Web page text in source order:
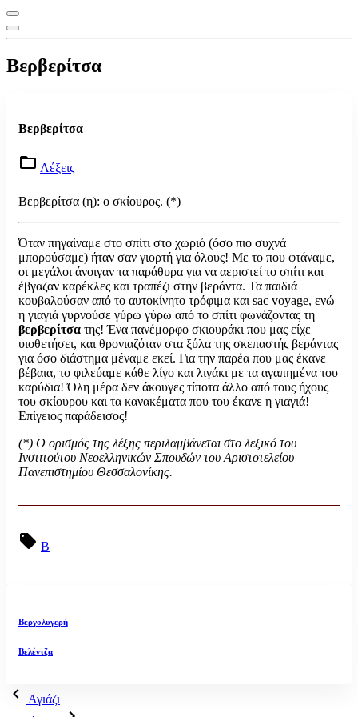
Βερβερίτσα
Βερβερίτσα
Λέξεις
Βερβερίτσα (η): ο σκίουρος. (*)
Όταν πηγαίναμε στο σπίτι στο χωριό (όσο πιο συχνά
μπορούσαμε) ήταν σαν γιορτή για όλους! Με το που φτάναμε,
οι μεγάλοι άνοιγαν τα παράθυρα για να αεριστεί το σπίτι και
έβγαζαν καρέκλες και τραπέζι στην βεράντα. Τα παιδιά
κουβαλούσαν από το αυτοκίνητο τρόφιμα και sac voyage, ενώ
η γιαγιά γυρνούσε γύρω γύρω από το σπίτι φωνάζοντας τη
βερβερίτσα της! Ένα πανέμορφο σκιουράκι που μας είχε
υιοθετήσει, και θρονιαζόταν στα ξύλα της σκεπαστής βεράντας
για όσο διάστημα μέναμε εκεί. Για την παρέα που μας έκανε
βέβαια, το φιλεύαμε κάθε λίγο και λιγάκι με τα αγαπημένα του
καρύδια! Όλη μέρα δεν άκουγες τίποτα άλλο από τους ήχους
του σκίουρου και τα κανακέματα που του έκανε η γιαγιά!
Επίγειος παράδεισος!
(*) Ο ορισμός της λέξης περιλαμβάνεται στο λεξικό του
Ινστιτούτου Νεοελληνικών Σπουδών του Αριστοτελείου
Πανεπιστημίου Θεσσαλονίκης.
Β
Βεργολυγερή
Βελέντζα
Αγιάζι